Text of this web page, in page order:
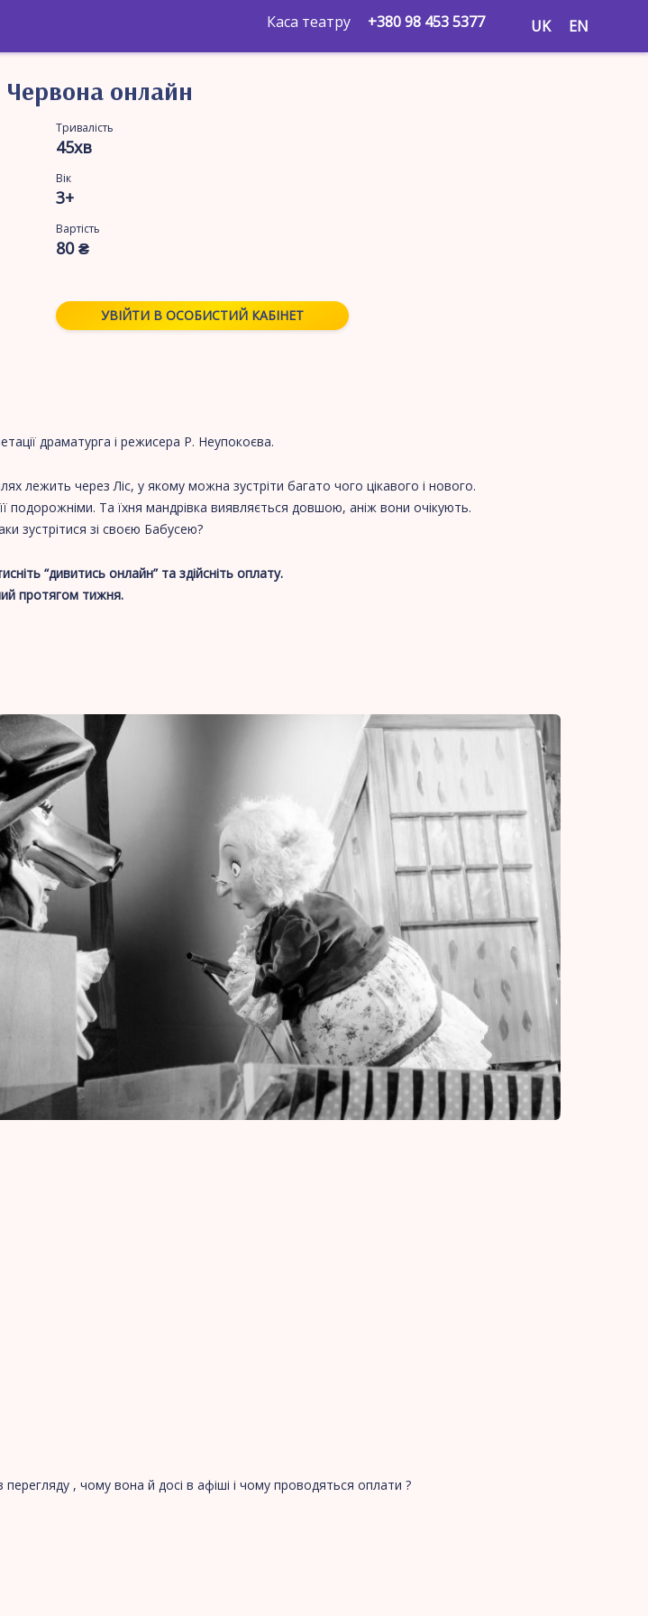
Каса театру +380 98 453 5377 UK EN
онлайн
Тривалість
45хв
Вік
3+
Вартість
80 ₴
УВІЙТИ В ОСОБИСТИЙ КАБІНЕТ
драматурга і режисера Р. Неупокоєва.
лежить через Ліс, у якому можна зустріти багато чого цікавого і нового.
Та їхня мандрівка виявляється довшою, аніж вони очікують.
зустрітися зі своєю Бабусею?
“дивитись онлайн” та здійсніть оплату.
протягом тижня.
, чому вона й досі в афіші і чому проводяться оплати ?